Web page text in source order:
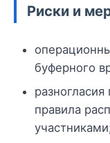
Риски и
буферного
правила